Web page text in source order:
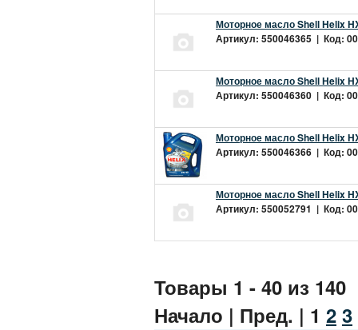
Моторное масло Shell Helix
Артикул: 550046365 | Код:
Моторное масло Shell Helix
Артикул: 550046360 | Код:
Моторное масло Shell Helix
Артикул: 550046366 | Код:
Моторное масло Shell Helix
Артикул: 550052791 | Код:
Товары 1 - 40 из 140
Начало | Пред. | 1 2 3